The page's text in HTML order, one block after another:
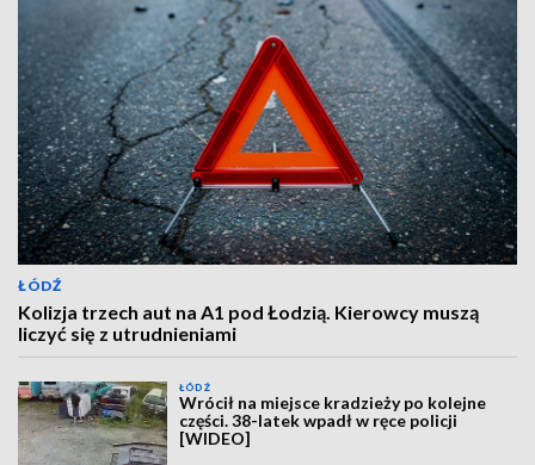
ŁÓDŹ
Kolizja trzech aut na A1 pod Łodzią. Kierowcy muszą
liczyć się z utrudnieniami
ŁÓDŹ
Wrócił na miejsce kradzieży po kolejne
części. 38-latek wpadł w ręce policji
[WIDEO]